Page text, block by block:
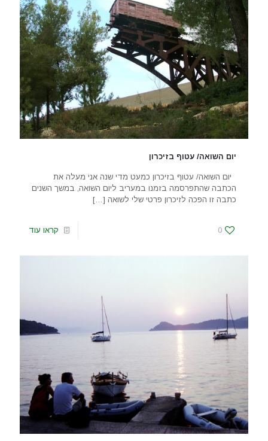
יום השואה/ עטוף בזיכרון
יום השואה/ עטוף בזיכרון כמעט מדי שנה אני מעלה את
הכתבה שהתפרסמה בזמנו במעריב ליום השואה, במשך השנים
כתבה זו הפכה לזיכרון פרטי שלי לשואה […]
0 קראו עוד